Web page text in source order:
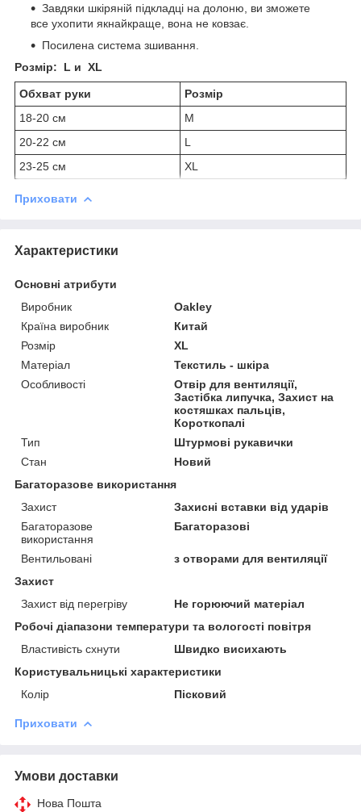
Завдяки шкіряній підкладці на долоню, ви зможете
все ухопити якнайкраще, вона не ковзає.
Посилена система зшивання.
Розмір: L и XL
Обхват руки
Розмір
18-20 см
M
20-22 см
L
23-25 см
XL
Приховати
Характеристики
Основні атрибути
Виробник
Oakley
Країна виробник
Китай
Розмір
XL
Матеріал
Текстиль - шкіра
Особливості
Отвір для вентиляції,
Застібка липучка, Захист на
костяшках пальців,
Короткопалі
Тип
Штурмові рукавички
Стан
Новий
Багаторазове використання
Захист
Захисні вставки від ударів
Багаторазове
використання
Багаторазові
Вентильовані
з отворами для вентиляції
Захист
Захист від перегріву
Не горюючий матеріал
Робочі діапазони температури та вологості повітря
Властивість схнути
Швидко висихають
Користувальницькі характеристики
Колір
Пісковий
Приховати
Умови доставки
Нова Пошта